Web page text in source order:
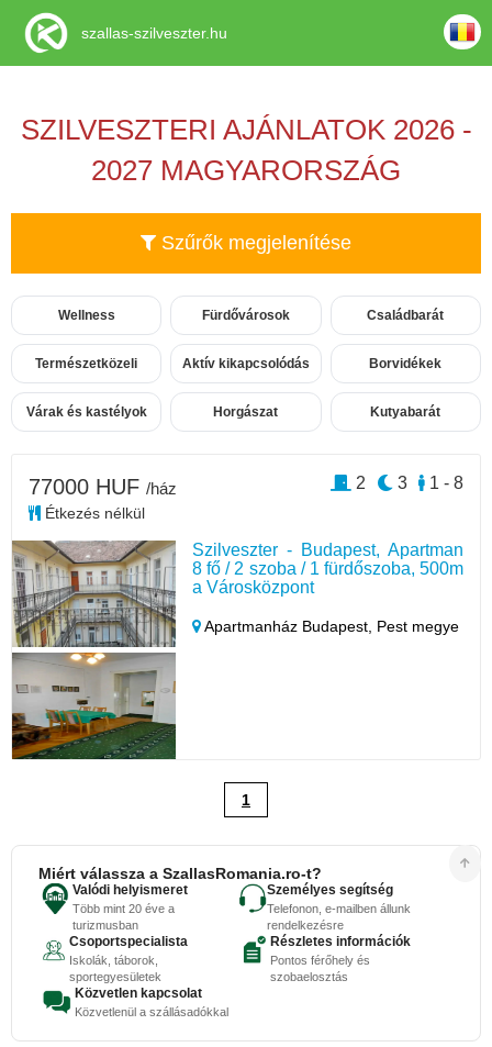
SZILVESZTERI AJÁNLATOK 2026 -
2027 MAGYARORSZÁG
Szűrők megjelenítése
Wellness Fürdővárosok Családbarát
Természetközeli Aktív kikapcsolódás Borvidékek
Várak és kastélyok Horgászat Kutyabarát
Szilveszter - Budapest, Apartman
8 fő / 2 szoba / 1 fürdőszoba, 500m
a Városközpont
Apartmanház Budapest, Pest megye
77000 HUF /ház
Étkezés nélkül
1 - 8
3
2
1
Miért válassza a SzallasRomania.ro-t?
Valódi helyismeret
Több mint 20 éve a
turizmusban
Személyes segítség
Telefonon, e-mailben állunk
rendelkezésre
Csoportspecialista
Iskolák, táborok,
sportegyesületek
Részletes információk
Pontos férőhely és
szobaelosztás
Közvetlen kapcsolat
Közvetlenül a szállásadókkal
szallas-szilveszter.hu